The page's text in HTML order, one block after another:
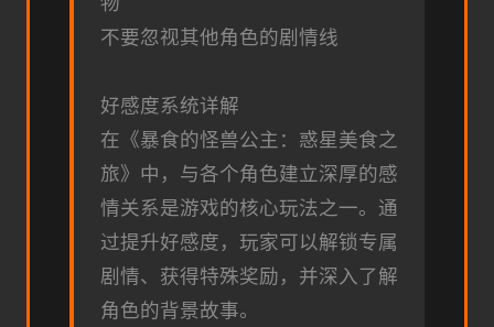
不要忽视其他角色的剧情线
好感度系统详解
在《暴食的怪兽公主：惑星美食之
旅》中，与各个角色建立深厚的感
情关系是游戏的核心玩法之一。通
过提升好感度，玩家可以解锁专属
剧情、获得特殊奖励，并深入了解
角色的背景故事。